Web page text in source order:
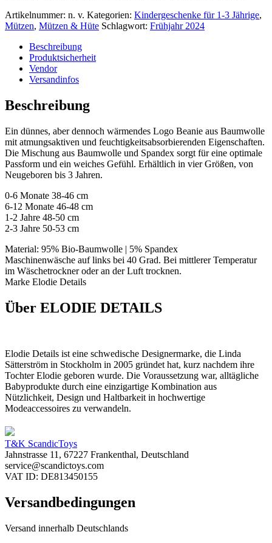
Artikelnummer: n. v. Kategorien: Kindergeschenke für 1-3 Jährige,
Mützen, Mützen & Hüte Schlagwort: Frühjahr 2024
Beschreibung
Produktsicherheit
Vendor
Versandinfos
Beschreibung
Ein dünnes, aber dennoch wärmendes Logo Beanie aus Baumwolle
mit atmungsaktiven und feuchtigkeitsabsorbierenden Eigenschaften.
Die Mischung aus Baumwolle und Spandex sorgt für eine optimale
Passform und ein weiches Gefühl. Erhältlich in vier Größen, von
Neugeboren bis 3 Jahren.
0-6 Monate 38-46 cm
6-12 Monate 46-48 cm
1-2 Jahre 48-50 cm
2-3 Jahre 50-53 cm
Material: 95% Bio-Baumwolle | 5% Spandex
Maschinenwäsche auf links bei 40 Grad. Bei mittlerer Temperatur
im Wäschetrockner oder an der Luft trocknen.
Marke Elodie Details
Über ELODIE DETAILS
Elodie Details ist eine schwedische Designermarke, die Linda
Sätterström in Stockholm in 2005 gründet hat, kurz nachdem ihre
Tochter Elodie geboren wurde. Die Voraussetzung war, alltägliche
Babyprodukte durch eine einzigartige Kombination aus
Nützlichkeit, Design und Haltbarkeit in hochwertige
Modeaccessoires zu verwandeln.
T&K ScandicToys
Jahnstrasse 11, 67227 Frankenthal, Deutschland
service@scandictoys.com
VAT ID: DE813450155
Versandbedingungen
Versand innerhalb Deutschlands